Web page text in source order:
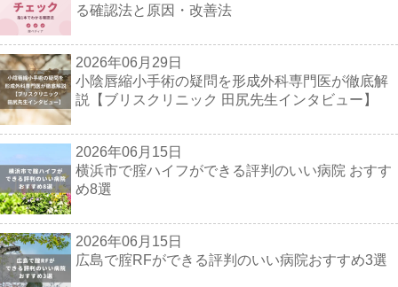
る確認法と原因・改善法
2026年06月29日
小陰唇縮小手術の疑問を形成外科専門医が徹底解
説【ブリスクリニック 田尻先生インタビュー】
2026年06月15日
横浜市で腟ハイフができる評判のいい病院 おすす
め8選
2026年06月15日
広島で腟RFができる評判のいい病院おすすめ3選